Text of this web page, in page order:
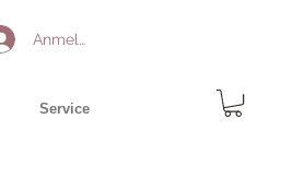
Anmelden
Service